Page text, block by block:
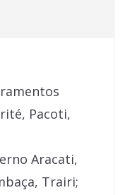
Pacoti,
Aracati,
Trairi;